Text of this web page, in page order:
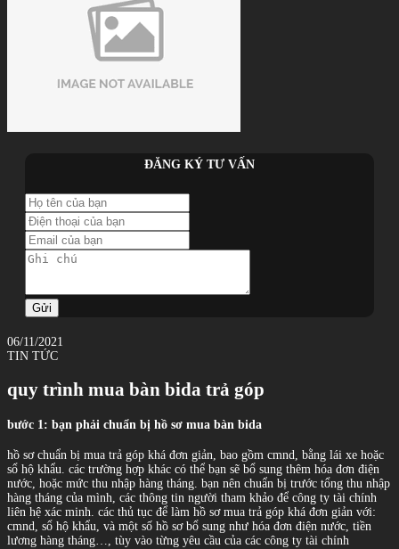
ĐĂNG KÝ TƯ VẤN
Gửi
06/11/2021
TIN TỨC
quy trình mua bàn bida trả góp
bước 1: bạn phải chuẩn bị hồ sơ mua bàn bida
hồ sơ chuẩn bị mua trả góp khá đơn giản, bao gồm cmnd, bằng lái xe hoặc
sổ hộ khẩu. các trường hợp khác có thể bạn sẽ bổ sung thêm hóa đơn điện
nước, hoặc mức thu nhập hàng tháng. bạn nên chuẩn bị trước tổng thu nhập
hàng tháng của mình, các thông tin người tham khảo để công ty tài chính
liên hệ xác minh. các thủ tục để làm hồ sơ mua trả góp khá đơn giản với:
cmnd, sổ hộ khẩu, và một số hồ sơ bổ sung như hóa đơn điện nước, tiền
lương hàng tháng…, tùy vào từng yêu cầu của các công ty tài chính